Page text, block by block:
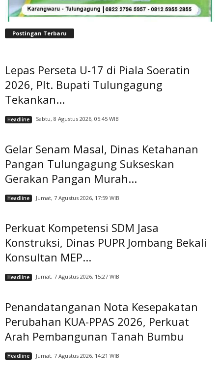
Postingan Terbaru
Lepas Perseta U-17 di Piala Soeratin
2026, Plt. Bupati Tulungagung
Tekankan...
Headline Sabtu, 8 Agustus 2026, 05:45 WIB
Gelar Senam Masal, Dinas Ketahanan
Pangan Tulungagung Sukseskan
Gerakan Pangan Murah...
Headline Jumat, 7 Agustus 2026, 17:59 WIB
Perkuat Kompetensi SDM Jasa
Konstruksi, Dinas PUPR Jombang Bekali
Konsultan MEP...
Headline Jumat, 7 Agustus 2026, 15:27 WIB
Penandatanganan Nota Kesepakatan
Perubahan KUA-PPAS 2026, Perkuat
Arah Pembangunan Tanah Bumbu
Headline Jumat, 7 Agustus 2026, 14:21 WIB